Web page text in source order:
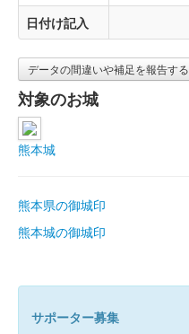
日付け記入
データの間違いや補足を報告する
対象のお城
熊本城
熊本県の御城印
熊本城の御城印
サポーター募集